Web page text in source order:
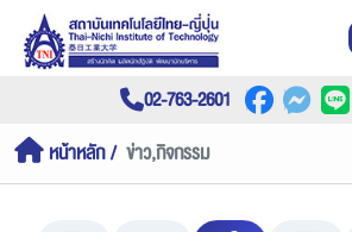
02-763-2601
หน้าหลัก ข่าว,กิจกรรม